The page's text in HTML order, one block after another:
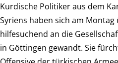
Kurdische Politiker aus dem
Syriens haben sich am
hilfesuchend an die
in Göttingen gewandt. Sie